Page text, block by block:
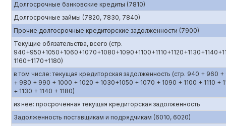
Долгосрочные банковские кредиты (7810)
Долгосрочные займы (7820, 7830, 7840)
Прочие долгосрочные кредиторские задолженности (7900)
Текущие обязательства, всего (стр.
1160+1170+1180)
в том числе: текущая кредиторская задолженность (стр. 940 + 960
+ 980 + 990 + 1000 + 1020 + 1030+1050 + 1070 + 1090 + 1100 + 1110 +
+ 1130 + 1140 + 1180)
из нее: просроченная текущая кредиторская задолженность
Задолженность поставщикам и подрядчикам (6010, 6020)